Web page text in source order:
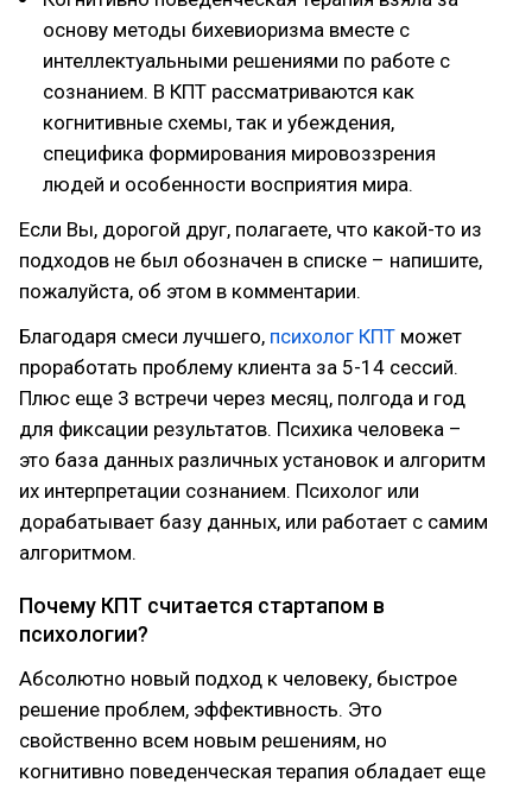
основу методы бихевиоризма вместе с
интеллектуальными решениями по работе с
сознанием. В КПТ рассматриваются как
когнитивные схемы, так и убеждения,
специфика формирования мировоззрения
людей и особенности восприятия мира.
Если Вы, дорогой друг, полагаете, что какой-то из
подходов не был обозначен в списке – напишите,
пожалуйста, об этом в комментарии.
Благодаря смеси лучшего, психолог КПТ может
проработать проблему клиента за 5-14 сессий.
Плюс еще 3 встречи через месяц, полгода и год
для фиксации результатов. Психика человека –
это база данных различных установок и алгоритм
их интерпретации сознанием. Психолог или
дорабатывает базу данных, или работает с самим
алгоритмом.
Почему КПТ считается стартапом в
психологии?
Абсолютно новый подход к человеку, быстрое
решение проблем, эффективность. Это
свойственно всем новым решениям, но
когнитивно поведенческая терапия обладает еще